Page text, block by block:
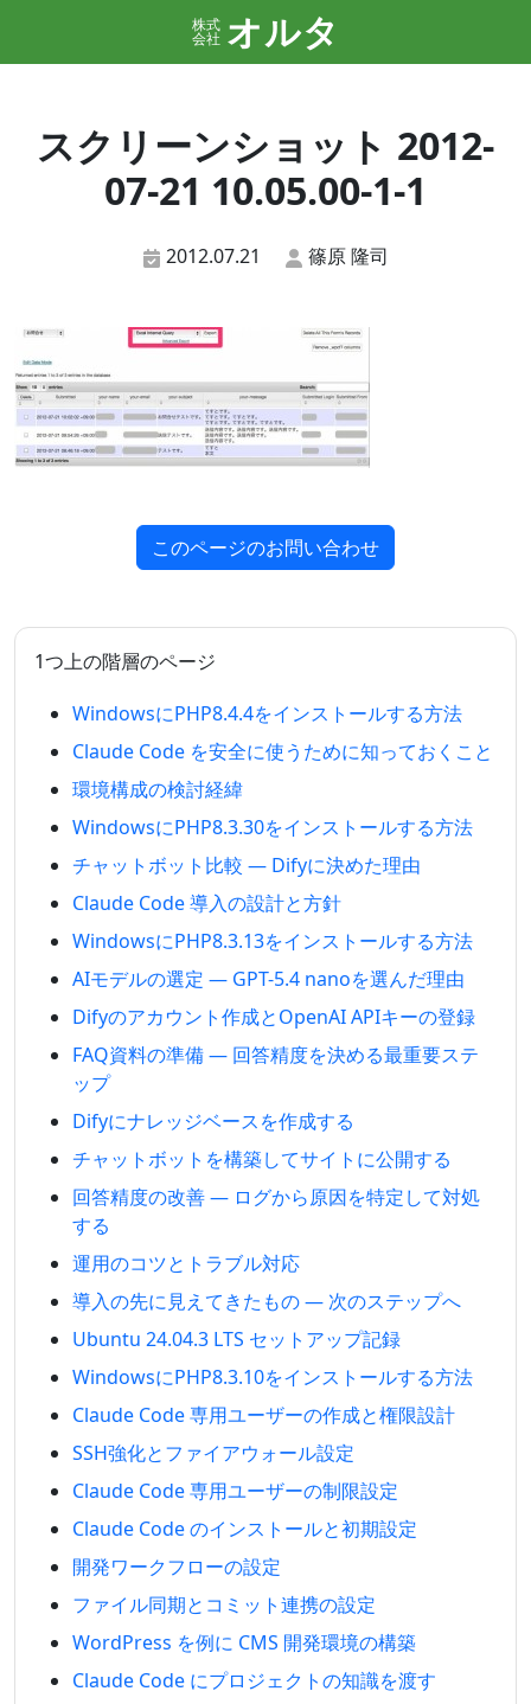
株式
会社 オルタ
スクリーンショット 2012-
07-21 10.05.00-1-1
2012.07.21 篠原 隆司
このページのお問い合わせ
1つ上の階層のページ
WindowsにPHP8.4.4をインストールする方法
Claude Code を安全に使うために知っておくこと
環境構成の検討経緯
WindowsにPHP8.3.30をインストールする方法
チャットボット比較 — Difyに決めた理由
Claude Code 導入の設計と方針
WindowsにPHP8.3.13をインストールする方法
AIモデルの選定 — GPT-5.4 nanoを選んだ理由
Difyのアカウント作成とOpenAI APIキーの登録
FAQ資料の準備 — 回答精度を決める最重要ステ
ップ
Difyにナレッジベースを作成する
チャットボットを構築してサイトに公開する
回答精度の改善 — ログから原因を特定して対処
する
運用のコツとトラブル対応
導入の先に見えてきたもの — 次のステップへ
Ubuntu 24.04.3 LTS セットアップ記録
WindowsにPHP8.3.10をインストールする方法
Claude Code 専用ユーザーの作成と権限設計
SSH強化とファイアウォール設定
Claude Code 専用ユーザーの制限設定
Claude Code のインストールと初期設定
開発ワークフローの設定
ファイル同期とコミット連携の設定
WordPress を例に CMS 開発環境の構築
Claude Code にプロジェクトの知識を渡す